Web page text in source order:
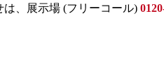
は、展示場 (フリーコール)